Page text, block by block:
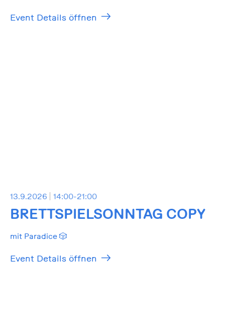
Event Details öffnen
13.9.2026 14:00-21:00
BRETTSPIELSONNTAG COPY
mit Paradice 🎲
Event Details öffnen